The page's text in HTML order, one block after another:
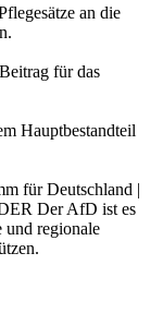
an die
für das
Hauptbestandteil
für Deutschland |
Der AfD ist es
und regionale